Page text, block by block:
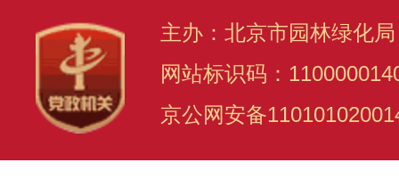
主办：北京市园林绿化
网站标识码：
京公网安备